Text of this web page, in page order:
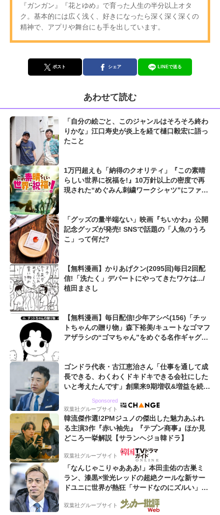
『ガンガン』『花とゆめ』で育った人生の半分以上オタ
ク。基本的には広く浅く、好きになったら深く深く深くの
精神で、アプリや舞台にも手を出しています。
ポスト シェア LINEで送る
あわせて読む
「自分の絵ごと、このジャンルはそろそろ終わ
りかな」江口寿史が炎上を経て樋口毅宏に語っ
たこと
1万円超えも「納得のクオリティ」『この素晴
らしい世界に祝福を!』10万針以上の密度で再
現された“めぐみん刺繍ワークシャツ”にファン
「グッズの量半端ない」映画『ちいかわ』公開
記念グッズが発売! SNSで話題の「人魚のうろ
こ」って何だ?
【無料漫画】かりあげクン(2095回)毎日2回配
信!「洗たく」デパートにやってきたワケは.../
植田まさし
【無料漫画】毎日配信!少年アシベ(156)「チッ
トちゃんの贈り物」森下裕美/キュートなゴマフ
アザラシの“ゴマちゃん”をめぐる名作ギャグ4
ゴンドラ代表・古江恵治さん「仕事を通して成
長できる、わくわくドキドキできる会社にした
いと考えたんです」創業来9期増収&増益を続け
Sponsored
双葉社グループサイト
韓流傑作選!2PMジュノの傑出した魅力あふれ
る主演3作『赤い袖先』『テプン商事』ほか見
どころ一挙解説【サランヘジョ韓ドラ】
双葉社グループサイト
「なんじゃこりゃあああ!」本田圭佑の古巣ミ
ラン、漆黒×蛍光レッドの超絶クールな新サー
ドユニに世界が熱狂「サードなのにズルい」
「こりゃかっけえわ」
双葉社グループサイト